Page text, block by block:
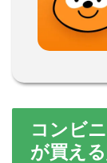
コンビ
が買え